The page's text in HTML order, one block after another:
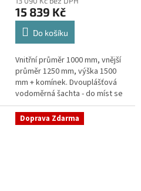
15 839 Kč
Do košíku
Vnitřní průměr 1000 mm, vnější
průměr 1250 mm, výška 1500
mm + komínek. Dvouplášťová
vodoměrná šachta - do míst se
spodní vodou, pojízdná i pod
parkovací stáníStandardní...
Doprava Zdarma